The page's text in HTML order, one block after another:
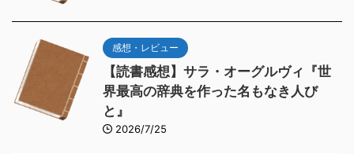
感想・レビュー
【読書感想】サラ・オーグルヴィ『世
界最高の辞典を作った名もなき人び
と』
2026/7/25